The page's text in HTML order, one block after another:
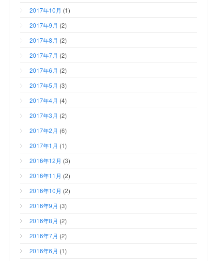
2017年10月 (1)
2017年9月 (2)
2017年8月 (2)
2017年7月 (2)
2017年6月 (2)
2017年5月 (3)
2017年4月 (4)
2017年3月 (2)
2017年2月 (6)
2017年1月 (1)
2016年12月 (3)
2016年11月 (2)
2016年10月 (2)
2016年9月 (3)
2016年8月 (2)
2016年7月 (2)
2016年6月 (1)